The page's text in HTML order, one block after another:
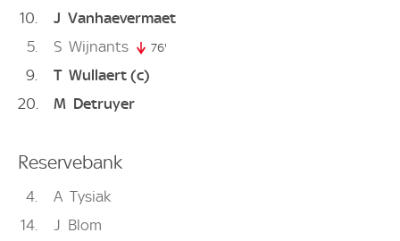
10
J Vanhaevermaet
5
S Wijnants 76'
9 T Wullaert (c)
20
M Detruyer
Reservebank
4 A Tysiak
14
J Blom